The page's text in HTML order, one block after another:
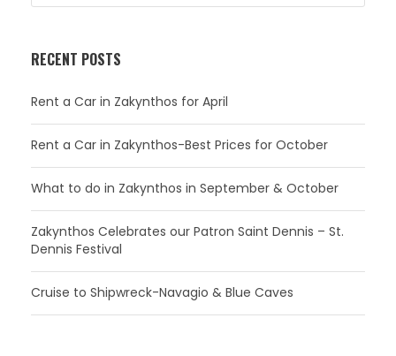
RECENT POSTS
Rent a Car in Zakynthos for April
Rent a Car in Zakynthos-Best Prices for October
What to do in Zakynthos in September & October
Zakynthos Celebrates our Patron Saint Dennis – St.
Dennis Festival
Cruise to Shipwreck-Navagio & Blue Caves